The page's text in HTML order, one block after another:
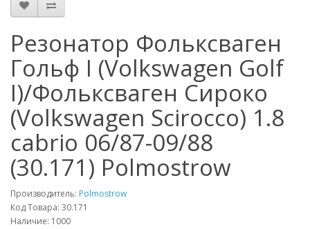
Резонатор Фольксваген
Гольф I (Volkswagen Golf
I)/Фольксваген Сироко
(Volkswagen Scirocco) 1.8
cabrio 06/87-09/88
(30.171) Polmostrow
Производитель: Polmostrow
Код Товара: 30.171
Наличие: 1000